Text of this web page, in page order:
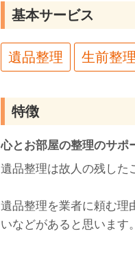
基本サービス
遺品整理 生前整理
特徴
心とお部屋の整理のサポ
遺品整理は故人の残した
遺品整理を業者に頼む理
いなどがあると思います。